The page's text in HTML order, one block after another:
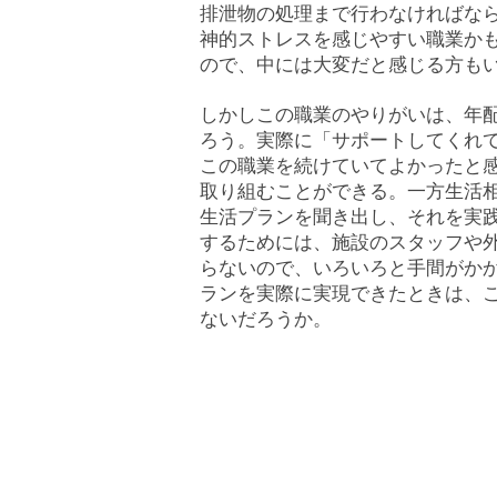
排泄物の処理まで行わなければな
神的ストレスを感じやすい職業か
ので、中には大変だと感じる方も
しかしこの職業のやりがいは、年
ろう。実際に「サポートしてくれ
この職業を続けていてよかったと
取り組むことができる。一方生活
生活プランを聞き出し、それを実
するためには、施設のスタッフや
らないので、いろいろと手間がか
ランを実際に実現できたときは、
ないだろうか。